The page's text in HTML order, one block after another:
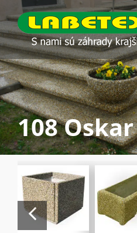
to
content
108 Oskar